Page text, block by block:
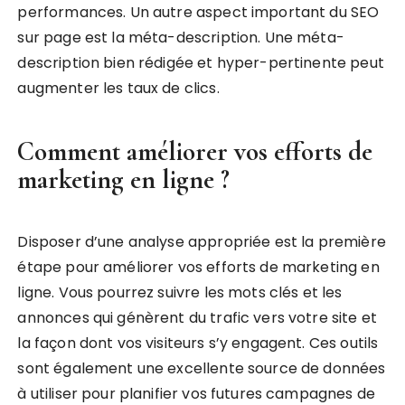
performances. Un autre aspect important du SEO
sur page est la méta-description. Une méta-
description bien rédigée et hyper-pertinente peut
augmenter les taux de clics.
Comment améliorer vos efforts de
marketing en ligne ?
Disposer d’une analyse appropriée est la première
étape pour améliorer vos efforts de marketing en
ligne. Vous pourrez suivre les mots clés et les
annonces qui génèrent du trafic vers votre site et
la façon dont vos visiteurs s’y engagent. Ces outils
sont également une excellente source de données
à utiliser pour planifier vos futures campagnes de